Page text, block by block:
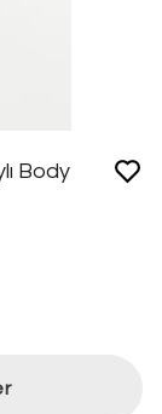
Body